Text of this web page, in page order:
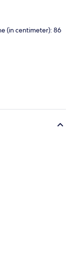
(in centimeter): 86